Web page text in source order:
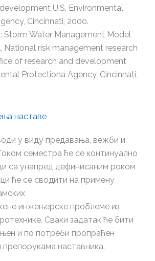
U.S. Environmental
Cincinnati, 2000.
Storm Water Management Model
National risk management research
of research and development
Protectiona Agency, Cincinnati,
наставе
у виду предавања, вежби и
семестра ће се континуално
са унапред дефинисаним роком
ће се сводити на примену
инжењерске проблеме из
Сваки задатак ће бити
и по потреби пропраћен
наставника.